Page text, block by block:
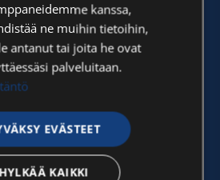
kanssa,
ne muihin tietoihin,
antanut tai joita he ovat
palveluitaan.
EVÄSTEET
HYLKÄÄ KAIKKI